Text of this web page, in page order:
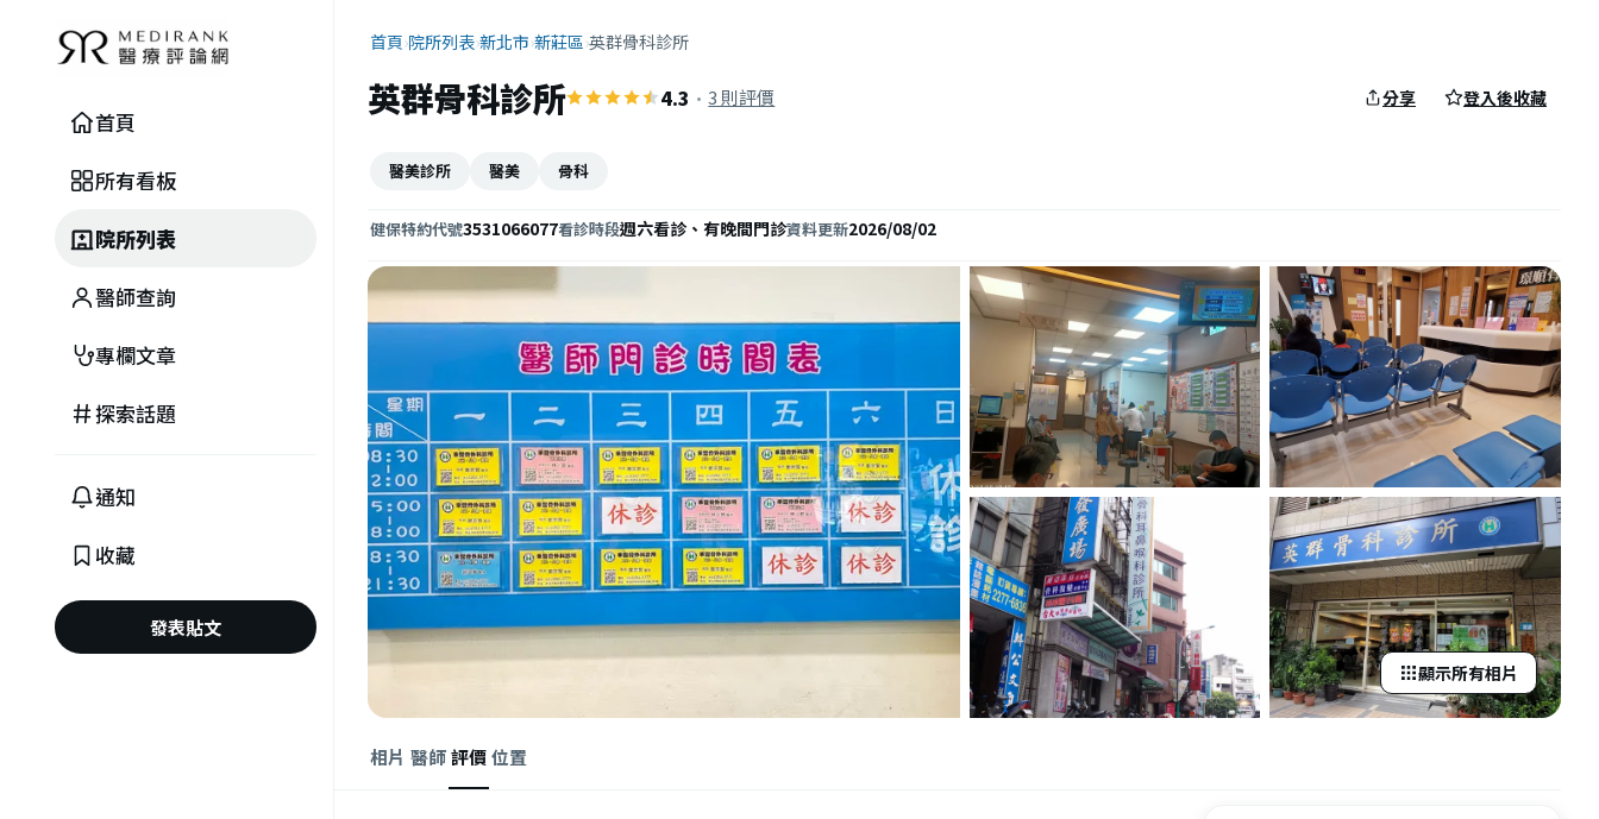
首頁
所有看板
院所列表
醫師查詢
專欄文章
探索話題
通知
收藏
發表貼文
首頁›院所列表›新北市›新莊區›英群骨科診所
英群骨科診所 4.3 ·3 則評價 分享 登入後收藏
醫美診所 醫美 骨科
健保特約代號3531066077看診時段週六看診、有晚間門診資料更新2026/08/02
顯示所有相片
相片 醫師評價位置